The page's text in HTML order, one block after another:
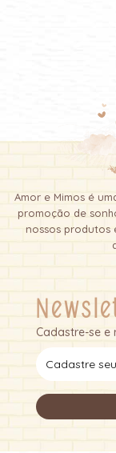
Amor e Mimos é
promoção de
nossos produtos
Cadastre-se e